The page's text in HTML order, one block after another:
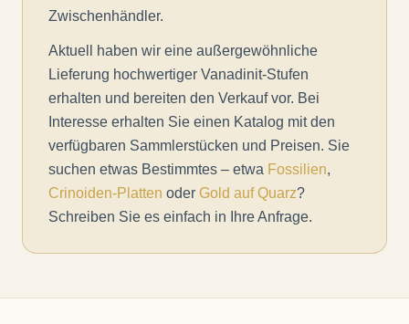
Zwischenhändler.
Aktuell haben wir eine außergewöhnliche
Lieferung hochwertiger Vanadinit-Stufen
erhalten und bereiten den Verkauf vor. Bei
Interesse erhalten Sie einen Katalog mit den
verfügbaren Sammlerstücken und Preisen. Sie
suchen etwas Bestimmtes – etwa Fossilien,
Crinoiden-Platten oder Gold auf Quarz?
Schreiben Sie es einfach in Ihre Anfrage.